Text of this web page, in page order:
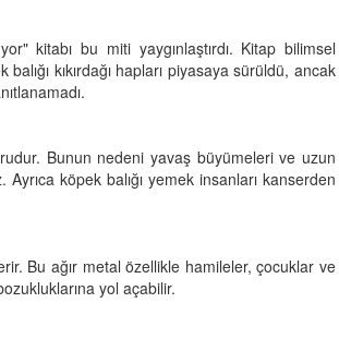
kitabı bu miti yaygınlaştırdı. Kitap bilimsel
kıkırdağı hapları piyasaya sürüldü, ancak
Bunun nedeni yavaş büyümeleri ve uzun
köpek balığı yemek insanları kanserden
Bu ağır metal özellikle hamileler, çocuklar ve
yol açabilir.